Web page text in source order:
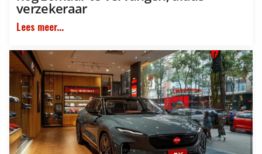
verzekeraar
Lees meer...